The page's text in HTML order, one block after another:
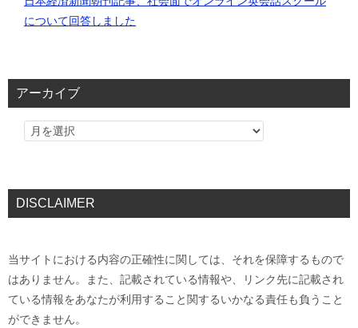
について回答しました
アーカイブ
DISCLAIMER
当サイトにおける内容の正確性に関しては、それを保障するもので
はありません。また、記載されている情報や、リンク先に記載され
ている情報をあなたが利用すること関するいかなる責任も負うこと
ができません。